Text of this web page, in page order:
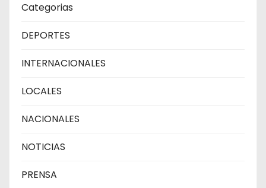
Categorias
DEPORTES
INTERNACIONALES
LOCALES
NACIONALES
NOTICIAS
PRENSA